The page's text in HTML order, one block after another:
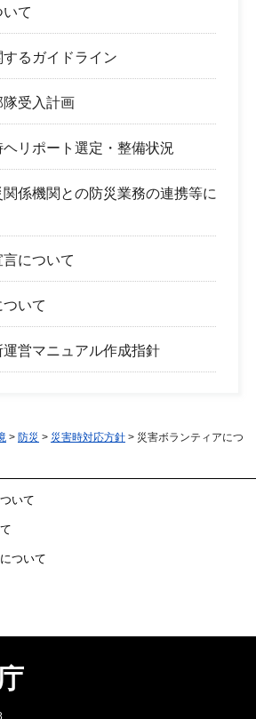
て
るガイドライン
隊受入計画
リポート選定・整備状況
係機関との防災業務の連携等に
について
いて
営マニュアル作成指針
> 防災 > 災害時対応方針 > 災害ボランティアにつ
いて
ついて